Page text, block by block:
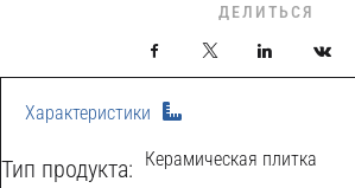
Характеристики
Тип продукта: Керамическая плитка
ДЕЛИТЬСЯ
Facebook LinkedIn